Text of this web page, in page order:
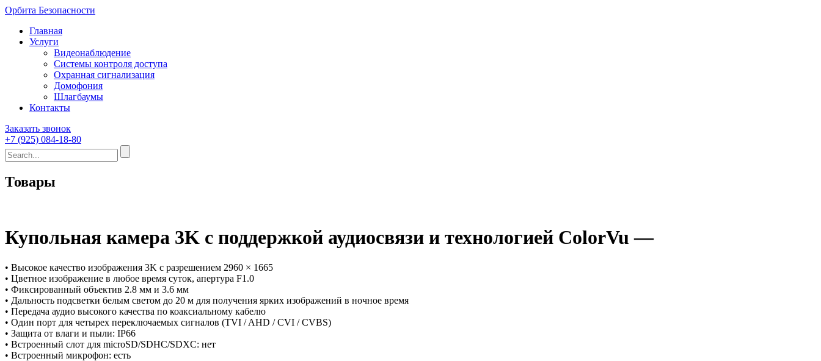
Орбита Безопасности
Главная
Услуги
Видеонаблюдение
Системы контроля доступа
Охранная сигнализация
Домофония
Шлагбаумы
Контакты
Заказать звонок
+7 (925) 084-18-80
Товары
Купольная камера 3K с поддержкой аудиосвязи и технологией ColorVu —
• Высокое качество изображения 3K c разрешением 2960 × 1665
• Цветное изображение в любое время суток, апертура F1.0
• Фиксированный объектив 2.8 мм и 3.6 мм
• Дальность подсветки белым светом до 20 м для получения ярких изображений в ночное время
• Передача аудио высокого качества по коаксиальному кабелю
• Один порт для четырех переключаемых сигналов (TVI / AHD / CVI / CVBS)
• Защита от влаги и пыли: IP66
• Встроенный слот для microSD/SDHC/SDXC: нет
• Встроенный микрофон: есть